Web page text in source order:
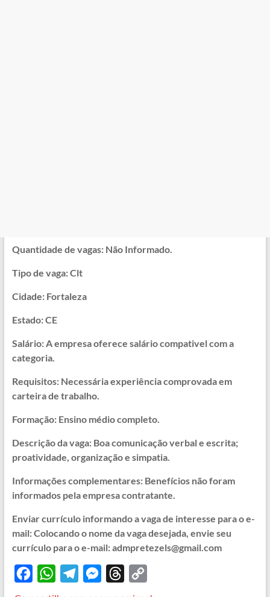
Quantidade de vagas: Não Informado.
Tipo de vaga: Clt
Cidade: Fortaleza
Estado: CE
Salário: A empresa oferece salário compativel com a
categoria.
Requisitos: Necessária experiência comprovada em
carteira de trabalho.
Formação: Ensino médio completo.
Descrição da vaga: Boa comunicação verbal e escrita;
proatividade, organização e simpatia.
Informações complementares: Benefícios não foram
informados pela empresa contratante.
Enviar currículo informando a vaga de interesse para o e-
mail: Colocando o nome da vaga desejada, envie seu
currículo para o e-mail: admpretezels@gmail.com
W
M